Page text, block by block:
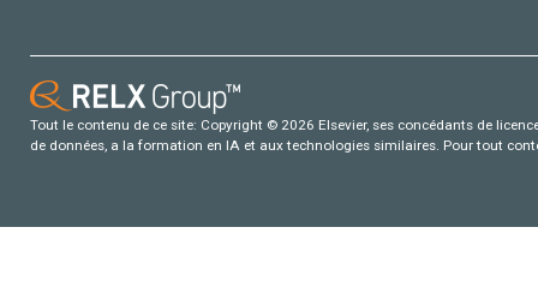
Tout le contenu de ce site: Copyright © 2026 Elsevier, ses concédants de
de données, a la formation en IA et aux technologies similaires. Pour tout